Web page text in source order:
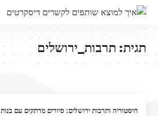
תגית:תרבות_ירושלים
היסטוריה ותרבות ירושלים: סיורים מרתקים עם בנות